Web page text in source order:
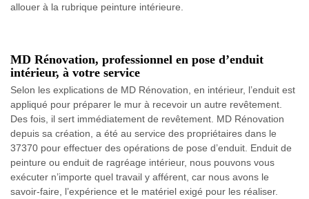
allouer à la rubrique peinture intérieure.
MD Rénovation, professionnel en pose d’enduit
intérieur, à votre service
Selon les explications de MD Rénovation, en intérieur, l’enduit est
appliqué pour préparer le mur à recevoir un autre revêtement.
Des fois, il sert immédiatement de revêtement. MD Rénovation
depuis sa création, a été au service des propriétaires dans le
37370 pour effectuer des opérations de pose d’enduit. Enduit de
peinture ou enduit de ragréage intérieur, nous pouvons vous
exécuter n’importe quel travail y afférent, car nous avons le
savoir-faire, l’expérience et le matériel exigé pour les réaliser.